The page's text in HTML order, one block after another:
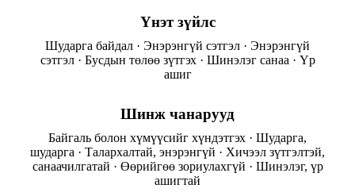
Үнэт зүйлс
Шударга байдал · Энэрэнгүй сэтгэл · Энэрэнгүй
сэтгэл · Бусдын төлөө зүтгэх · Шинэлэг санаа · Үр
ашиг
Шинж чанарууд
Байгаль болон хүмүүсийг хүндэтгэх · Шударга,
шударга · Талархалтай, энэрэнгүй · Хичээл зүтгэлтэй,
санаачилгатай · Өөрийгөө зориулахгүй · Шинэлэг, үр
ашигтай